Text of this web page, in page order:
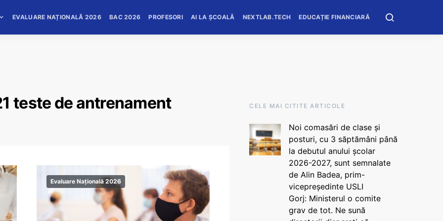
EVALUARE NAȚIONALĂ 2026 BAC 2026 PROFESORI AI LA ȘCOALĂ NEXTLAB.TECH EDUCAȚIE FINANCIARĂ
teste de antrenament
Evaluare Națională 2026
CELE MAI CITITE ARTICOLE
Noi comasări de clase și
posturi, cu 3 săptămâni până
la debutul anului școlar
2026-2027, sunt semnalate
de Alin Badea, prim-
vicepreședinte USLI
Gorj: Ministerul o comite
grav de tot. Ne sună